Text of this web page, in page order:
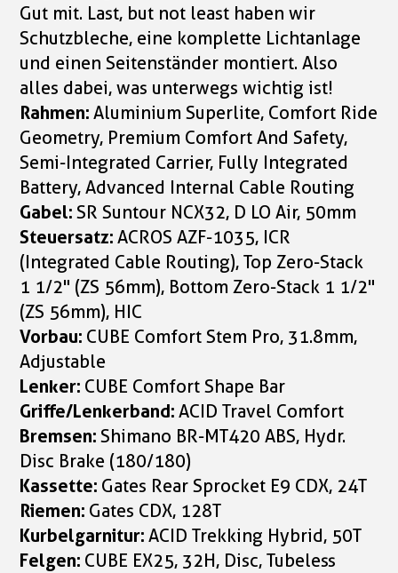
Gut mit. Last, but not least haben wir
Schutzbleche, eine komplette Lichtanlage
und einen Seitenständer montiert. Also
alles dabei, was unterwegs wichtig ist!
Rahmen:Aluminium Superlite, Comfort Ride
Geometry, Premium Comfort And Safety,
Semi-Integrated Carrier, Fully Integrated
Battery, Advanced Internal Cable Routing
Gabel:SR Suntour NCX32, D LO Air, 50mm
Steuersatz:ACROS AZF-1035, ICR
(Integrated Cable Routing), Top Zero-Stack
1 1/2" (ZS 56mm), Bottom Zero-Stack 1 1/2"
(ZS 56mm), HIC
Vorbau: CUBE Comfort Stem Pro, 31.8mm,
Adjustable
Lenker: CUBE Comfort Shape Bar
Griffe/Lenkerband:ACID Travel Comfort
Bremsen:Shimano BR-MT420 ABS, Hydr.
Disc Brake (180/180)
Kassette: Gates Rear Sprocket E9 CDX, 24T
Riemen: Gates CDX, 128T
Kurbelgarnitur:ACID Trekking Hybrid, 50T
Felgen: CUBE EX25, 32H, Disc, Tubeless